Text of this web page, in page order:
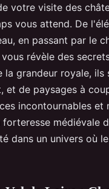
votre visite des
vous attend. De
en passant par le
révèle des
la grandeur royale,
de paysages à
incontournables et
médiévale
dans un univers où